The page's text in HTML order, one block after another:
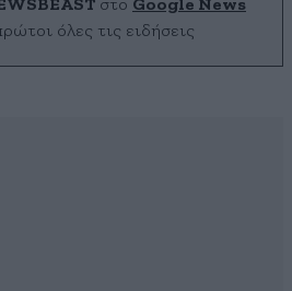
στο Google News
όλες τις ειδήσεις